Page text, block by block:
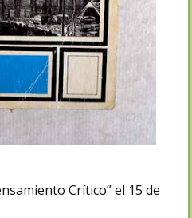
Crítico” el 15 de